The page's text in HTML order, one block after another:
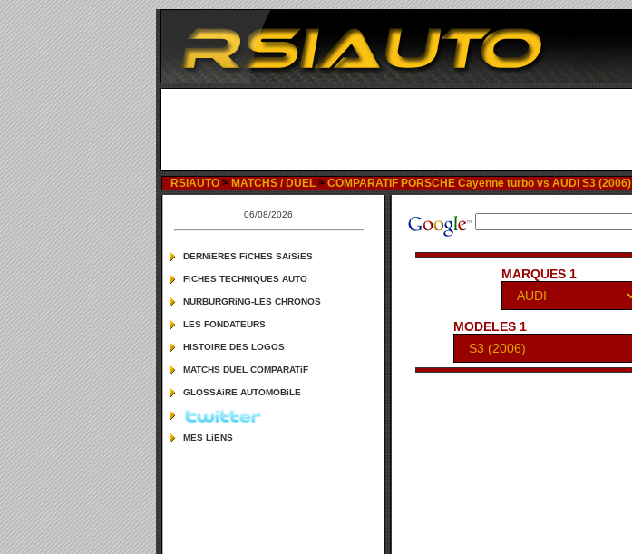
RSiAUTO > MATCHS / DUEL > COMPARATIF PORSCHE Cayenne turbo vs AUDI S3 (2006)
MARQUES 1
MODELES 1
06/08/2026
DERNiERES FiCHES SAiSiES
FiCHES TECHNiQUES AUTO
NURBURGRiNG-LES CHRONOS
LES FONDATEURS
HiSTOiRE DES LOGOS
MATCHS DUEL COMPARATiF
GLOSSAiRE AUTOMOBiLE
MES LiENS